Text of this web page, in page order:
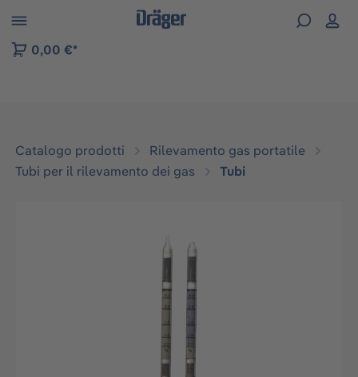
Skip to B2B platform navigation
0,00 €*
Catalogo prodotti
Rilevamento gas portatile
Tubi per il rilevamento dei gas
Tubi
Salta la galleria di immagini